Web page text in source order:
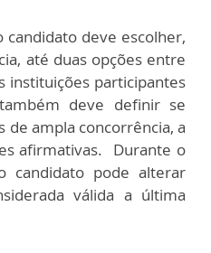
deve escolher,
até duas opções entre
instituições participantes
deve definir se
de ampla concorrência, a
afirmativas. Durante o
candidato pode alterar
válida a última